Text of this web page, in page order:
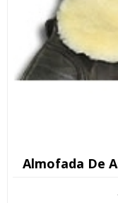
Almofada De